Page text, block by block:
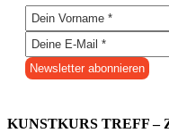
KUNSTKURS TREFF –